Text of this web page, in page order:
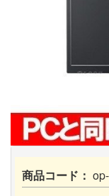
商品コード：